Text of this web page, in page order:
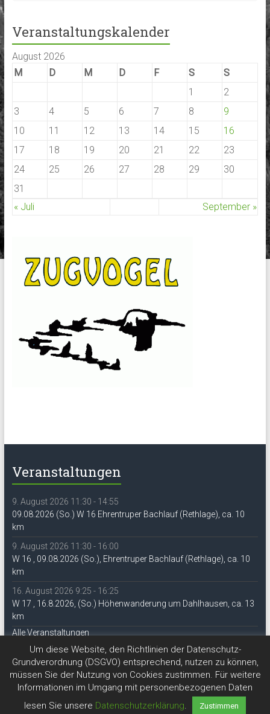
Veranstaltungskalender
August 2026
M
D M D F S
S
1
2
3
4 5 6 7 8
9
10
11 12 13 14 15
16
17
18 19 20 21 22
23
24
25 26 27 28 29
30
31
« Juli
September »
Veranstaltungen
9. August 2026 11:30 - 14:55
09.08.2026 (So.) W 16 Ehrentruper Bachlauf (Rethlage), ca. 10
km
9. August 2026 11:30 - 16:00
W 16 , 09.08.2026 (So.), Ehrentruper Bachlauf (Rethlage), ca. 10
km
16. August 2026 9:25 - 16:25
W 17 , 16.8.2026, (So.) Höhenwanderung um Dahlhausen, ca. 13
km
Alle Veranstaltungen
Um diese Website, den Richtlinien der Datenschutz-
Grundverordnung (DSGVO) entsprechend, nutzen zu können,
müssen Sie der Nutzung von Cookies zustimmen. Für weitere
Informationen im Umgang mit personenbezogenen Daten
lesen Sie unsere Datenschutzerklärung. Zustimmen